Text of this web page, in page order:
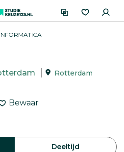
Rotterdam
Bewaar
Deeltijd